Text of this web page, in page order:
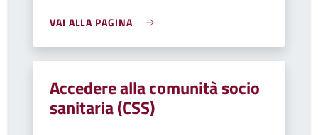
VAI ALLA PAGINA
Accedere alla comunità socio
sanitaria (CSS)